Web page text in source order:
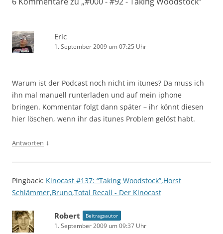
Eric
1. September 2009 um 07:25 Uhr
Warum ist der Podcast noch nicht im itunes? Da muss ich
ihn mal manuell runterladen und auf mein iphone
bringen. Kommentar folgt dann später – ihr könnt diesen
hier löschen, wenn ihr das itunes Problem gelöst habt.
Antworten ↓
Pingback: Kinocast #137: “Taking Woodstock”,Horst
Schlämmer,Bruno,Total Recall - Der Kinocast
Robert Beitragsautor
1. September 2009 um 09:37 Uhr